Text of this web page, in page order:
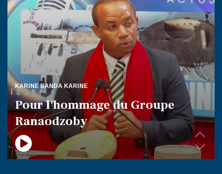
KARINE BANDA KARINE
Pour l'hommage du Groupe
Ranaodzoby